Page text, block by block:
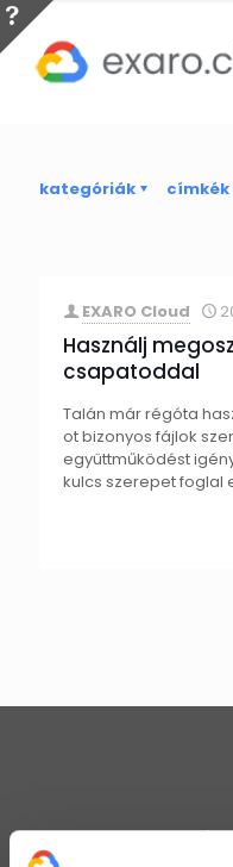
kategóriák címkék
EXARO Cloud
Használj
csapatoddal
Talán már régóta
ot bizonyos fájlok
együttműködést
kulcs szerepet foglal
Workspace praktikák